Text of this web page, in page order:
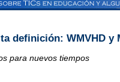
definición: WMVHD y
para nuevos tiempos